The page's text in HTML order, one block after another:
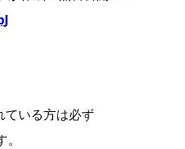
ている方は必ず